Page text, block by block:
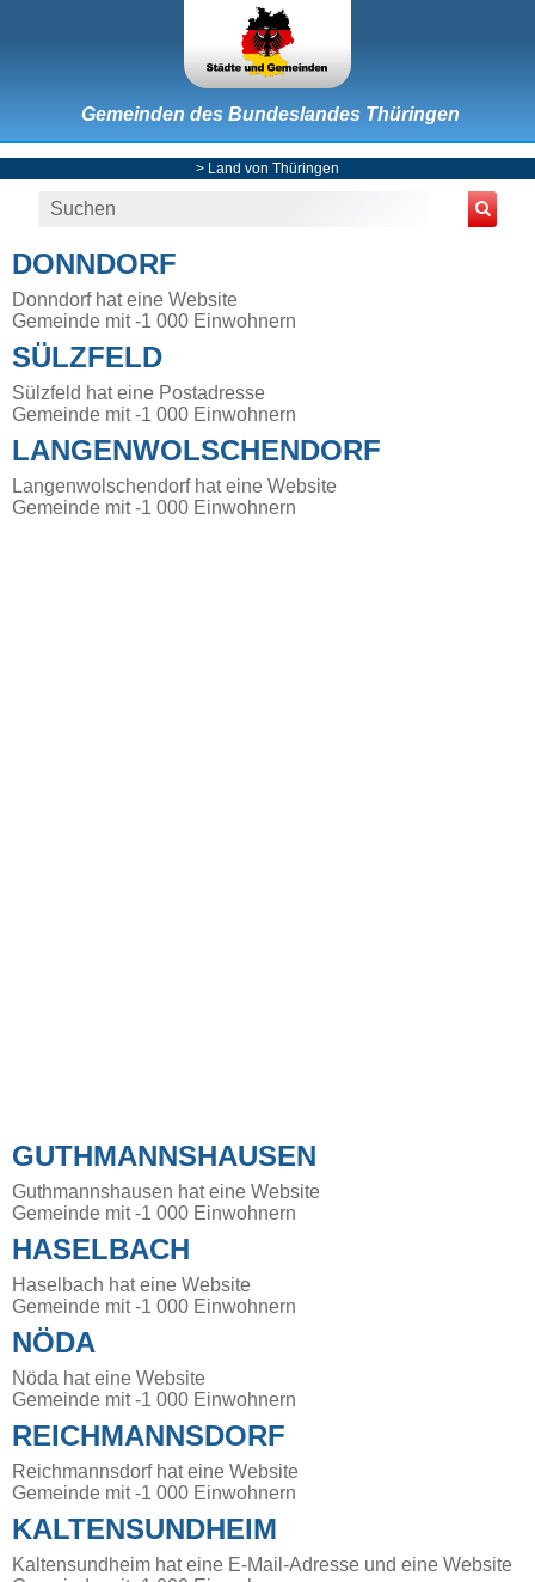
Gemeinden des Bundeslandes Thüringen
> Land von Thüringen
DONNDORF
Donndorf hat eine Website
Gemeinde mit -1 000 Einwohnern
SÜLZFELD
Sülzfeld hat eine Postadresse
Gemeinde mit -1 000 Einwohnern
LANGENWOLSCHENDORF
Langenwolschendorf hat eine Website
Gemeinde mit -1 000 Einwohnern
GUTHMANNSHAUSEN
Guthmannshausen hat eine Website
Gemeinde mit -1 000 Einwohnern
HASELBACH
Haselbach hat eine Website
Gemeinde mit -1 000 Einwohnern
NÖDA
Nöda hat eine Website
Gemeinde mit -1 000 Einwohnern
REICHMANNSDORF
Reichmannsdorf hat eine Website
Gemeinde mit -1 000 Einwohnern
KALTENSUNDHEIM
Kaltensundheim hat eine E-Mail-Adresse und eine Website